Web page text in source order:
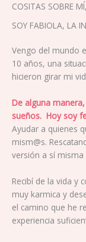
COSITAS SOBRE MÍ,
SOY FABIOLA, LA
Vengo del mundo
10 años, una
hicieron girar mi
De alguna
sueños. Hoy soy
Ayudar a quienes
mism@s.
versión a sí misma
Recibí de la vida y
muy karmica y
el camino que he
experiencia